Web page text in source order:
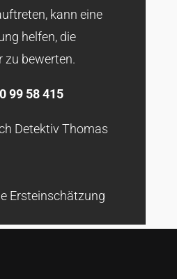
kann eine
helfen, die
zu bewerten.
99 58 415
Detektiv Thomas
Ersteinschätzung